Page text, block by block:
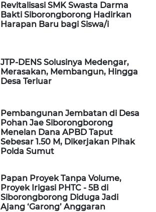
Revitalisasi SMK Swasta Darma
Bakti Siborongborong Hadirkan
Harapan Baru bagi Siswa/i
JTP-DENS Solusinya Medengar,
Merasakan, Membangun, Hingga
Desa Terluar
Pembangunan Jembatan di Desa
Pohan Jae Siborongborong
Menelan Dana APBD Taput
Sebesar 1.50 M, Dikerjakan Pihak
Polda Sumut
Papan Proyek Tanpa Volume,
Proyek Irigasi PHTC - 5B di
Siborongborong Diduga Jadi
Ajang ‘Garong’ Anggaran